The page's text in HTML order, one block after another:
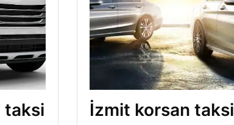
taksi İzmit korsan taksi